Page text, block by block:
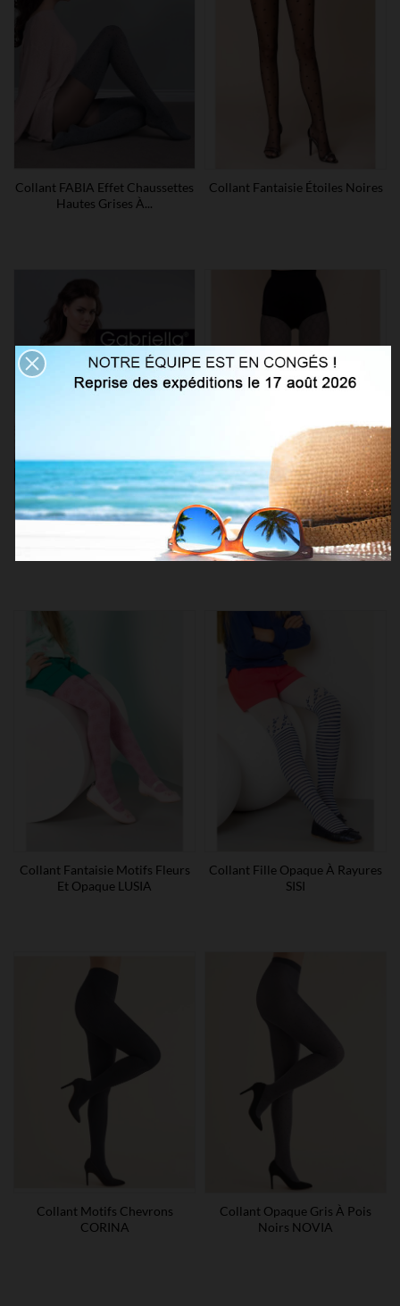
Collant FABIA Effet Chaussettes
Hautes Grises À...
Collant Fantaisie Étoiles Noires
Collant Fantaisie Imitation
Collant Fantaisie LEMA
Collant Fantaisie Motifs Fleurs
Et Opaque LUSIA
Collant Fille Opaque À Rayures
SISI
Collant Motifs Chevrons
CORINA
Collant Opaque Gris À Pois
Noirs NOVIA